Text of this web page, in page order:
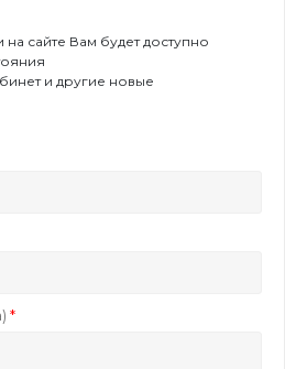
сайте Вам будет доступно
и другие новые